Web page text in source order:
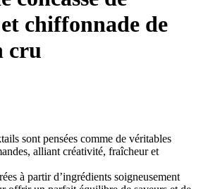
chiffonnade de
cru
sont pensées comme de véritables
alliant créativité, fraîcheur et
à partir d’ingrédients soigneusement